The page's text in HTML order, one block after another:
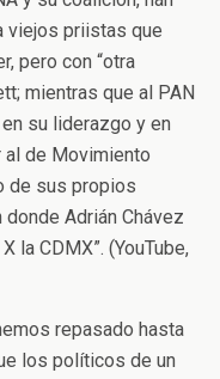
viejos priistas que
pero con “otra
mientras que al PAN
su liderazgo y en
al de Movimiento
de sus propios
Adrián Chávez
la CDMX”. (YouTube,
repasado hasta
los políticos de un